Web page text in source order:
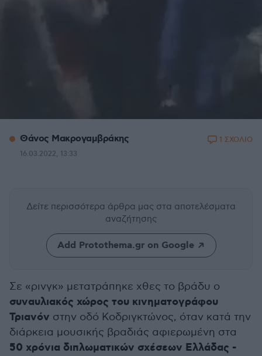
Θάνος Μακρογαμβράκης
16.03.2022, 13:33
1 ΣΧΟΛΙΟ
Δείτε περισσότερα άρθρα μας στα αποτελέσματα
αναζήτησης
Add Protothema.gr on Google
Σε «ρινγκ» μετατράπηκε χθες το βράδυ ο
συναυλιακός χώρος του κινηματογράφου
Τριανόν στην οδό Κοδριγκτώνος, όταν κατά την
διάρκεια μουσικής βραδιάς αφιερωμένη στα
50 χρόνια διπλωματικών σχέσεων Ελλάδας -